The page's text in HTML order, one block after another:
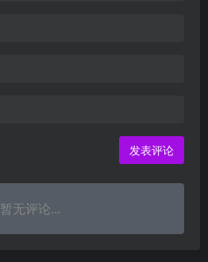
暂无评论...